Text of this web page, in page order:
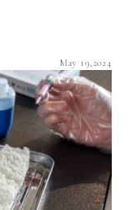
May 19,2024